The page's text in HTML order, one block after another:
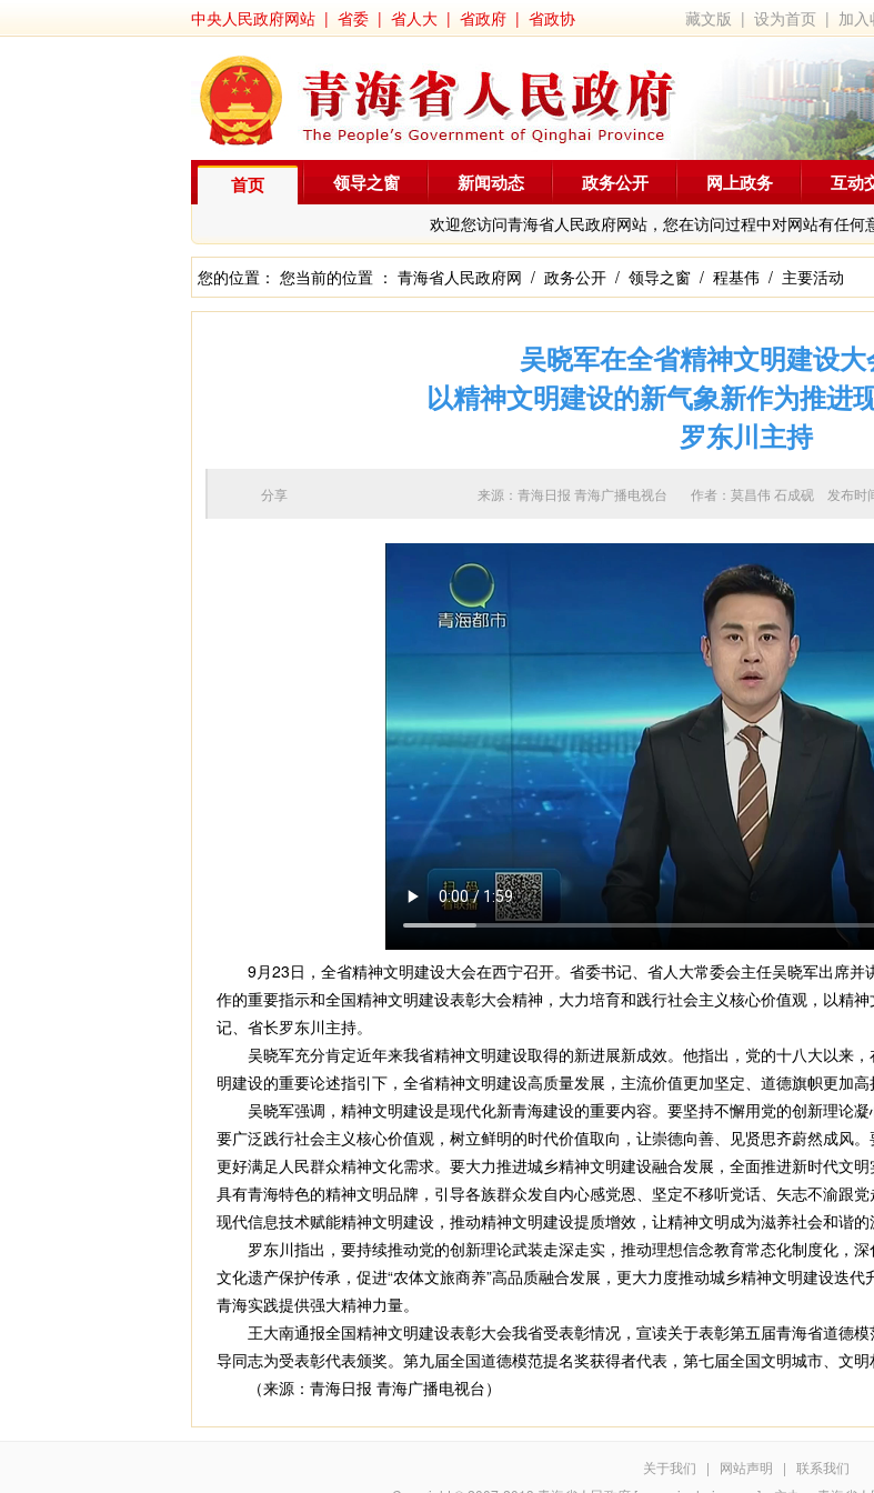
中央人民政府网站 | 省委 | 省人大 | 省政府 | 省政协 藏文版 |设为首页 | 加
首页
欢迎您访问青海省人民政府网站，您在访问过程中对网站有任何
领导之窗 新闻动态 政务公开 网上政务 互动
您的位置： 您当前的位置 ： 青海省人民政府网 / 政务公开 / 领导之窗 / 程基伟 / 主要活动
吴晓军在全省精神文明建设
以精神文明建设的新气象新作为推进
罗东川主持
来源：青海日报 青海广播电视台 作者： 莫昌伟 石成砚 发布
分享
9月23日，全省精神文明建设大会在西宁召开。省委书记、省人大常委会主任吴晓军出席并
作的重要指示和全国精神文明建设表彰大会精神，大力培育和践行社会主义核心价值观，以精
记、省长罗东川主持。
吴晓军充分肯定近年来我省精神文明建设取得的新进展新成效。他指出，党的十八大以来
明建设的重要论述指引下，全省精神文明建设高质量发展，主流价值更加坚定、道德旗帜更加高
吴晓军强调，精神文明建设是现代化新青海建设的重要内容。要坚持不懈用党的创新理论凝
要广泛践行社会主义核心价值观，树立鲜明的时代价值取向，让崇德向善、见贤思齐蔚然成风
更好满足人民群众精神文化需求。要大力推进城乡精神文明建设融合发展，全面推进新时代文
具有青海特色的精神文明品牌，引导各族群众发自内心感党恩、坚定不移听党话、矢志不渝跟
现代信息技术赋能精神文明建设，推动精神文明建设提质增效，让精神文明成为滋养社会和谐的
罗东川指出，要持续推动党的创新理论武装走深走实，推动理想信念教育常态化制度化，
文化遗产保护传承，促进“农体文旅商养”高品质融合发展，更大力度推动城乡精神文明建设迭
青海实践提供强大精神力量。
王大南通报全国精神文明建设表彰大会我省受表彰情况，宣读关于表彰第五届青海省道德
导同志为受表彰代表颁奖。第九届全国道德模范提名奖获得者代表，第七届全国文明城市、文明
（来源：青海日报 青海广播电视台）
关于我们 | 网站声明 | 联系我们